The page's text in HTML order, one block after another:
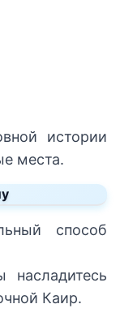
истории
места.
способ
Каир.